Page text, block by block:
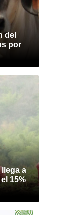
del
por
a
15%